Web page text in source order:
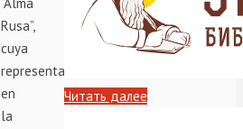
Rusa”,
cuya
representante
en
la
Читать далее